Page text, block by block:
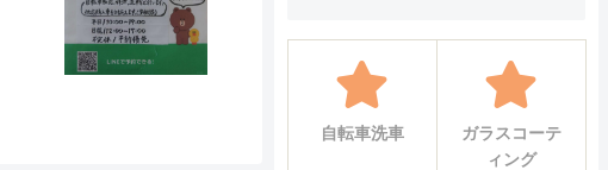
自転車洗車
ガラスコーテ
ィング